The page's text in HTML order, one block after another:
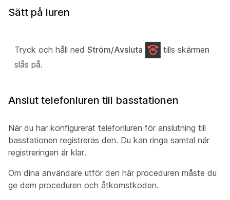
Sätt på luren
Tryck och håll ned Ström/Avsluta
tills skärmen
slås på.
Anslut telefonluren till basstationen
När du har konfigurerat telefonluren för anslutning till
basstationen registreras den. Du kan ringa samtal när
registreringen är klar.
Om dina användare utför den här proceduren måste du
ge dem proceduren och åtkomstkoden.